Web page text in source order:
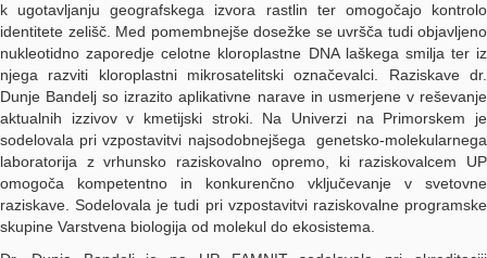
k ugotavljanju geografskega izvora rastlin ter omogočajo kontrolo
identitete zelišč. Med pomembnejše dosežke se uvršča tudi objavljeno
nukleotidno zaporedje celotne kloroplastne DNA laškega smilja ter iz
njega razviti kloroplastni mikrosatelitski označevalci. Raziskave dr.
Dunje Bandelj so izrazito aplikativne narave in usmerjene v reševanje
aktualnih izzivov v kmetijski stroki. Na Univerzi na Primorskem je
sodelovala pri vzpostavitvi najsodobnejšega genetsko-molekularnega
laboratorija z vrhunsko raziskovalno opremo, ki raziskovalcem UP
omogoča kompetentno in konkurenčno vključevanje v svetovne
raziskave. Sodelovala je tudi pri vzpostavitvi raziskovalne programske
skupine Varstvena biologija od molekul do ekosistema.